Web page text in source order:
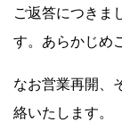
ご返答につきま
す。あらかじめ
なお営業再開、
絡いたします。